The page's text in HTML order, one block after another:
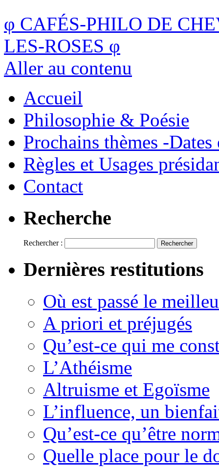
φ CAFÉS-PHILO DE
LES-ROSES φ
Aller au contenu
Accueil
Philosophie & Poésie
Prochains thèmes -
Règles et Usages
Contact
Recherche
Rechercher :
Dernières restitutions
Où est passé le
A priori et préjugés
Qu’est-ce qui me
L’Athéisme
Altruisme et Egoïsme
L’influence, un
Qu’est-ce qu’être
Quelle place pour le